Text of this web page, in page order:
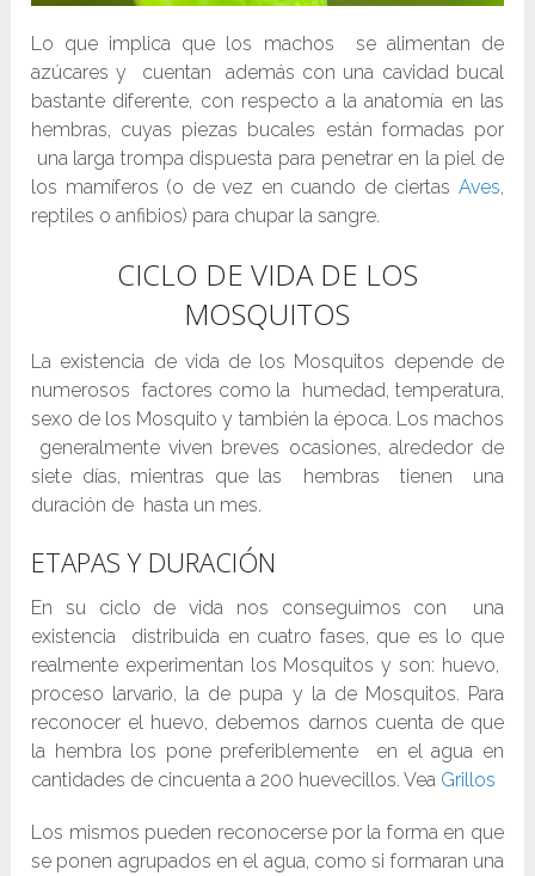
Lo que implica que los machos se alimentan de
azúcares y cuentan además con una cavidad bucal
bastante diferente, con respecto a la anatomía en las
hembras, cuyas piezas bucales están formadas por
una larga trompa dispuesta para penetrar en la piel de
los mamíferos (o de vez en cuando de ciertas Aves
reptiles o anfibios) para chupar la sangre.
CICLO DE VIDA DE LOS
MOSQUITOS
La existencia de vida de los Mosquitos depende de
numerosos factores como la humedad, temperatura,
sexo de los Mosquito y también la época. Los machos
generalmente viven breves ocasiones, alrededor de
siete días, mientras que las hembras tienen una
duración de hasta un mes.
ETAPAS Y DURACIÓN
En su ciclo de vida nos conseguimos con una
existencia distribuida en cuatro fases, que es lo que
realmente experimentan los Mosquitos y son: huevo,
proceso larvario, la de pupa y la de Mosquitos. Para
reconocer el huevo, debemos darnos cuenta de que
la hembra los pone preferiblemente en el agua en
cantidades de cincuenta a 200 huevecillos. Vea Grillos
Los mismos pueden reconocerse por la forma en que
se ponen agrupados en el agua, como si formaran una